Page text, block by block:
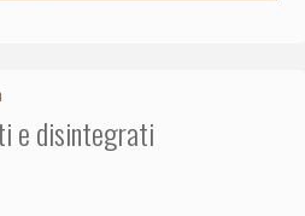
e disintegrati